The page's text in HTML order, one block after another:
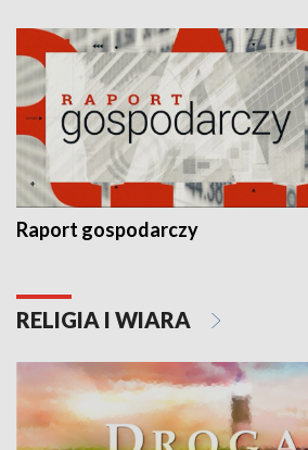
Raport gospodarczy
RELIGIA I WIARA